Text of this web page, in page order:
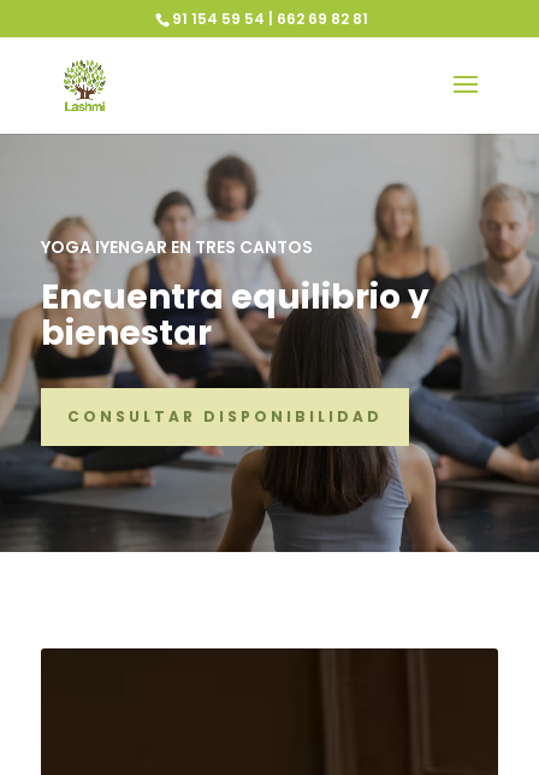
91 154 59 54 | 662 69 82 81
YOGA IYENGAR EN TRES CANTOS
Encuentra equilibrio y
bienestar
CONSULTAR DISPONIBILIDAD